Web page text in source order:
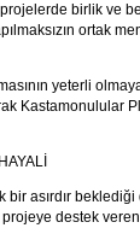
birlik ve
ortak
yeterli
Kastamonulular
bir asırdır
destek